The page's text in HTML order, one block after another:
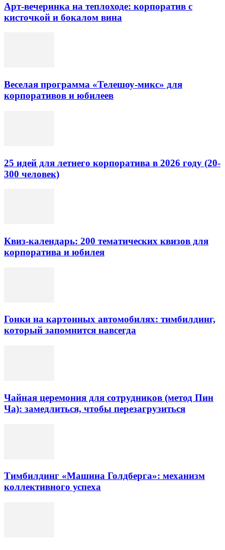
Арт-вечеринка на теплоходе: корпоратив с
кисточкой и бокалом вина
Веселая программа «Телешоу-микс» для
корпоративов и юбилеев
25 идей для летнего корпоратива в 2026 году (20-
300 человек)
Квиз-календарь: 200 тематических квизов для
корпоратива и юбилея
Гонки на картонных автомобилях: тимбилдинг,
который запомнится навсегда
Чайная церемония для сотрудников (метод Пин
Ча): замедлиться, чтобы перезагрузиться
Тимбилдинг «Машина Голдберга»: механизм
коллективного успеха